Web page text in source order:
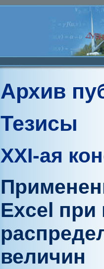
Архив
Тезисы
XXI-ая
Excel при
величин